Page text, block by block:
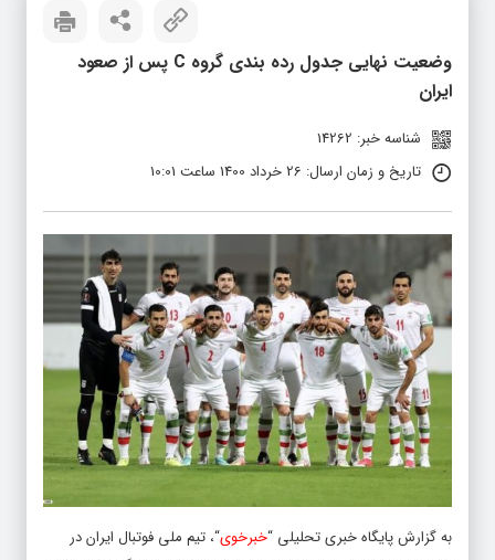
وضعیت نهایی جدول رده بندی گروه C پس از صعود
ایران
شناسه خبر: 14262
تاریخ و زمان ارسال: 26 خرداد 1400 ساعت 10:01
به گزارش پایگاه خبری تحلیلی “خبرخوی“، تیم ملی فوتبال ایران در